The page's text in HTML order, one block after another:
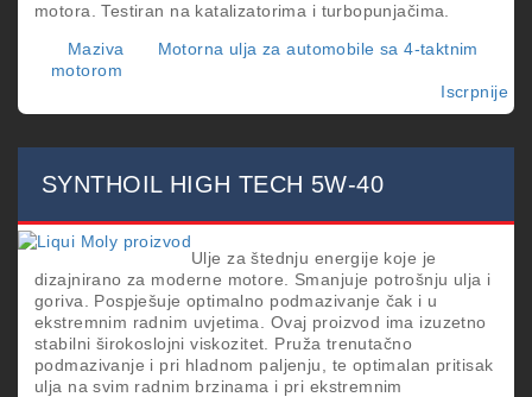
motora. Testiran na katalizatorima i turbopunjačima.
Maziva
Motorna ulja za automobile sa 4-taktnim
motorom
Iscrpnije
SYNTHOIL HIGH TECH 5W-40
Ulje za štednju energije koje je
dizajnirano za moderne motore. Smanjuje potrošnju ulja i
goriva. Pospješuje optimalno podmazivanje čak i u
ekstremnim radnim uvjetima. Ovaj proizvod ima izuzetno
stabilni širokoslojni viskozitet. Pruža trenutačno
podmazivanje i pri hladnom paljenju, te optimalan pritisak
ulja na svim radnim brzinama i pri ekstremnim